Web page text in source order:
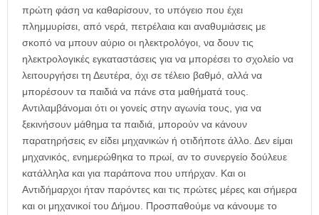
πρώτη φάση να καθαρίσουν, το υπόγειο που έχει
πλημμυρίσει, από νερά, πετρέλαια και αναθυμιάσεις με
σκοπό να μπουν αύριο οι ηλεκτρολόγοι, να δουν τις
ηλεκτρολογικές εγκαταστάσεις για να μπορέσει το σχολείο να
λειτουργήσει τη Δευτέρα, όχι σε τέλειο βαθμό, αλλά να
μπορέσουν τα παιδιά να πάνε στα μαθήματά τους.
Αντιλαμβάνομαι ότι οι γονείς στην αγωνία τους, για να
ξεκινήσουν μάθημα τα παιδιά, μπορούν να κάνουν
παρατηρήσεις εν είδει μηχανικών ή οτιδήποτε άλλο. Δεν είμαι
μηχανικός, ενημερώθηκα το πρωί, αν το συνεργείο δούλευε
κατάλληλα και για παράπονα που υπήρχαν. Και οι
Αντιδήμαρχοι ήταν παρόντες και τις πρώτες μέρες και σήμερα
και οι μηχανικοί του Δήμου. Προσπαθούμε να κάνουμε το